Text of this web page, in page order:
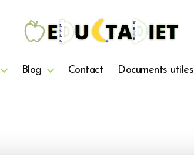
Blog Contact Documents utiles